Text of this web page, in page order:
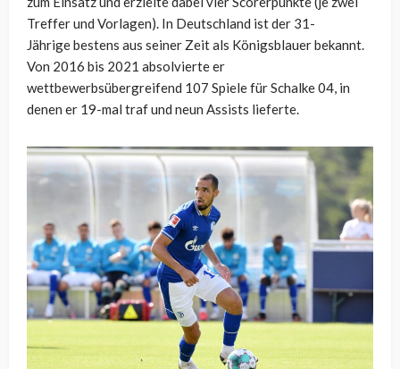
Treffer und Vorlagen). In Deutschland ist der 31-
Jährige bestens aus seiner Zeit als Königsblauer bekannt.
Von 2016 bis 2021 absolvierte er
wettbewerbsübergreifend 107 Spiele für Schalke 04, in
denen er 19-mal traf und neun Assists lieferte.